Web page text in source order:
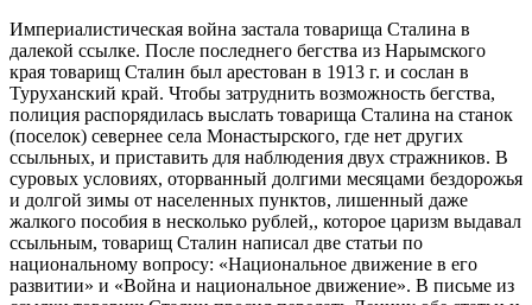
Империалистическая война застала товарища Сталина в
далекой ссылке. После последнего бегства из Нарымского
края товарищ Сталин был арестован в 1913 г. и сослан в
Туруханский край. Чтобы затруднить возможность бегства,
полиция распорядилась выслать товарища Сталина на станок
(поселок) севернее села Монастырского, где нет других
ссыльных, и приставить для наблюдения двух стражников. В
суровых условиях, оторванный долгими месяцами бездорожья
и долгой зимы от населенных пунктов, лишенный даже
жалкого пособия в несколько рублей,, которое царизм выдавал
ссыльным, товарищ Сталин написал две статьи по
национальному вопросу: «Национальное движение в его
развитии» и «Война и национальное движение». В письме из